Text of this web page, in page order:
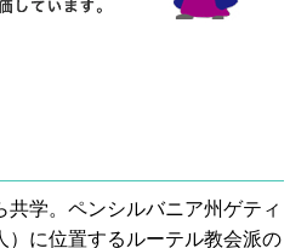
学。ペンシルバニア州ゲティ
）に位置するルーテル教会派の